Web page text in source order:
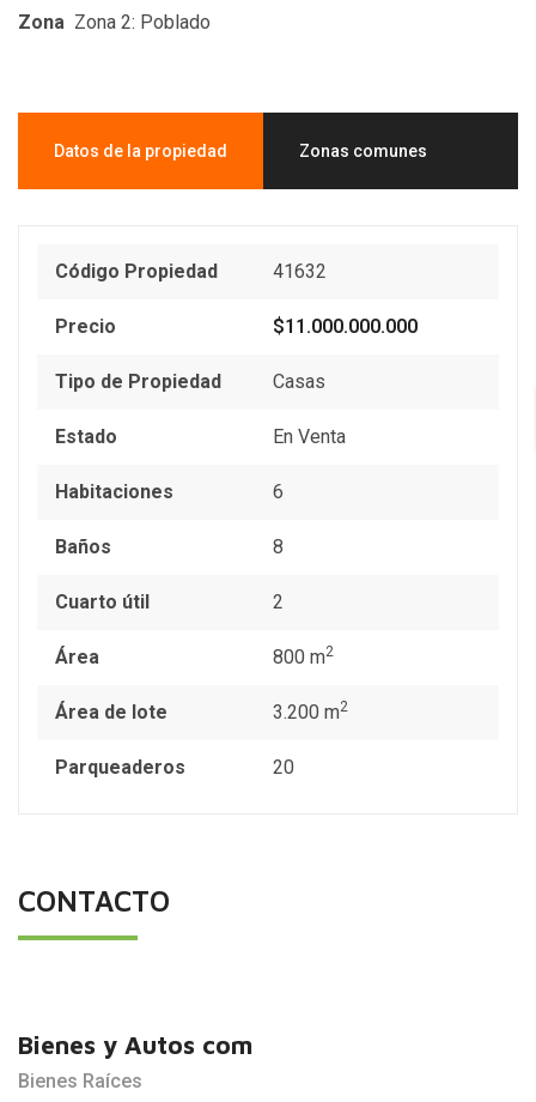
Zona Zona 2: Poblado
Datos de la propiedad Zonas comunes
Código Propiedad 41632
Precio $11.000.000.000
Tipo de Propiedad Casas
Estado En Venta
Habitaciones 6
Baños 8
Cuarto útil 2
Área 800 m2
Área de lote 3.200 m2
Parqueaderos 20
CONTACTO
Bienes y Autos com
Bienes Raíces